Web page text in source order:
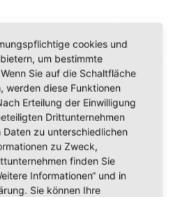
„COMET GL“
„INOX GL“
cookies und
um bestimmte
Sie auf die Schaltfläche
werden diese Funktionen
Erteilung der Einwilligung
Drittunternehmen
zu unterschiedlichen
zu Zweck,
finden Sie
Informationen“ und in
Sie können Ihre